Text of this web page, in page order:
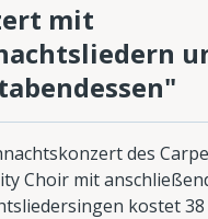
mit
des
Choir mit
kostet